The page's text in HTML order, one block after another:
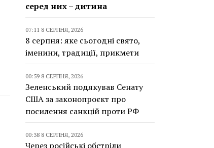
серед них – дитина
07:11 8 СЕРПНЯ, 2026
8 серпня: яке сьогодні свято,
іменини, традиції, прикмети
00:59 8 СЕРПНЯ, 2026
Зеленський подякував Сенату
США за законопроєкт про
посилення санкцій проти РФ
00:38 8 СЕРПНЯ, 2026
Через російські обстріли